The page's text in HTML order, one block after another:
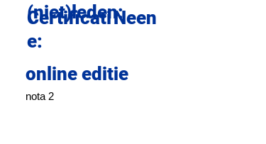
(niet)leden:
Certificati
e:
Neen
online editie
nota 2